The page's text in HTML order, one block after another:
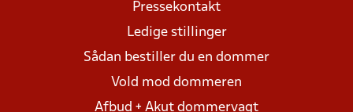
Pressekontakt
Ledige stillinger
Sådan bestiller du en dommer
Vold mod dommeren
Afbud + Akut dommervagt